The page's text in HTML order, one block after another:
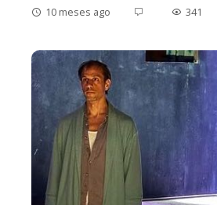
10 meses ago 341